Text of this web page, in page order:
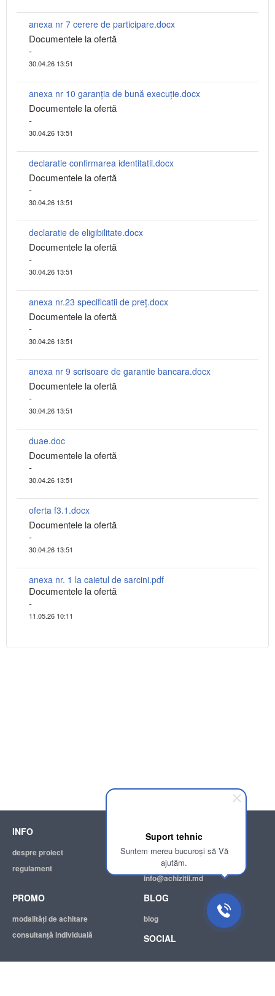
Suport tehnic
Suntem mereu bucuroși să Vă
ajutăm.
anexa nr 7 cerere de participare.docx
Documentele la ofertă
-
30.04.26 13:51
anexa nr 10 garanția de bună execuție.docx
Documentele la ofertă
-
30.04.26 13:51
declaratie confirmarea identitatii.docx
Documentele la ofertă
-
30.04.26 13:51
declaratie de eligibilitate.docx
Documentele la ofertă
-
30.04.26 13:51
anexa nr.23 specificatii de preț.docx
Documentele la ofertă
-
30.04.26 13:51
anexa nr 9 scrisoare de garantie bancara.docx
Documentele la ofertă
-
30.04.26 13:51
duae.doc
Documentele la ofertă
-
30.04.26 13:51
oferta f3.1.docx
Documentele la ofertă
-
30.04.26 13:51
anexa nr. 1 la caietul de sarcini.pdf
Documentele la ofertă
-
11.05.26 10:11
INFO
despre proiect
regulament
SUPPORT
ajutor
adresa electronică:
info@achizitii.md
PROMO
modalităţi de achitare
consultanță individuală
BLOG
blog
SOCIAL